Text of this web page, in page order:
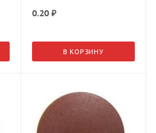
0.20₽
В КОРЗИНУ